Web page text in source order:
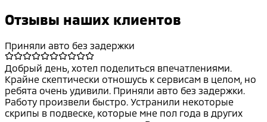
Отзывы наших клиентов
Приняли авто без задержки
Добрый день, хотел поделиться впечатлениями.
Крайне скептически отношусь к сервисам в целом, но
ребята очень удивили. Приняли авто без задержки.
Работу произвели быстро. Устранили некоторые
скрипы в подвеске, которые мне пол года в других